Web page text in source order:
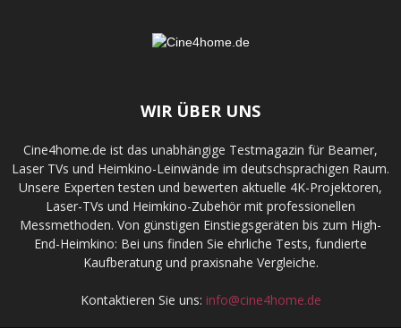
WIR ÜBER UNS
Cine4home.de ist das unabhängige Testmagazin für Beamer,
Laser TVs und Heimkino-Leinwände im deutschsprachigen Raum.
Unsere Experten testen und bewerten aktuelle 4K-Projektoren,
Laser-TVs und Heimkino-Zubehör mit professionellen
Messmethoden. Von günstigen Einstiegsgeräten bis zum High-
End-Heimkino: Bei uns finden Sie ehrliche Tests, fundierte
Kaufberatung und praxisnahe Vergleiche.
Kontaktieren Sie uns: info@cine4home.de